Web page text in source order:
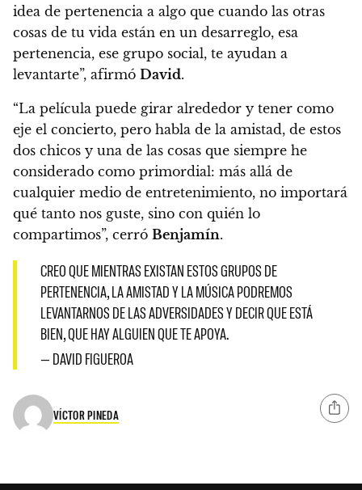
idea de pertenencia a algo que cuando las otras
cosas de tu vida están en un desarreglo, esa
pertenencia, ese grupo social, te ayudan a
levantarte”, afirmó David.
“La película puede girar alrededor y tener como
eje el concierto, pero habla de la amistad, de estos
dos chicos y una de las cosas que siempre he
considerado como primordial: más allá de
cualquier medio de entretenimiento, no importará
qué tanto nos guste, sino con quién lo
compartimos”, cerró Benjamín.
CREO QUE MIENTRAS EXISTAN ESTOS GRUPOS DE
PERTENENCIA, LA AMISTAD Y LA MÚSICA PODREMOS
LEVANTARNOS DE LAS ADVERSIDADES Y DECIR QUE ESTÁ
BIEN, QUE HAY ALGUIEN QUE TE APOYA.
— DAVID FIGUEROA
VÍCTOR PINEDA